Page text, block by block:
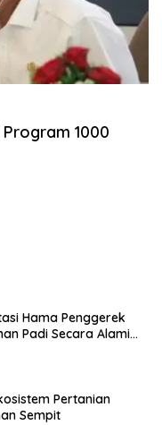
1000
Hama Penggerek
Padi Secara Alami
Pertanian
Sempit